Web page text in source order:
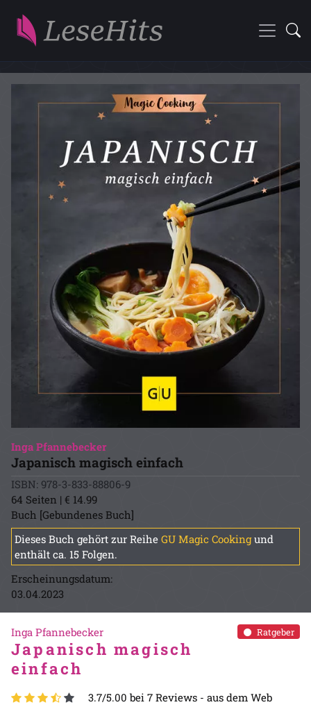
Inga Pfannebecker
Japanisch magisch einfach
ISBN: 978-3-833-88806-9
64 Seiten | € 14.99
Buch [Gebundenes Buch]
Dieses Buch gehört zur Reihe GU Magic Cookingund
enthält ca. 15 Folgen.
Erscheinungsdatum:
03.04.2023
Ratgeber
Inga Pfannebecker
Japanisch magisch
einfach
3.7/5.00 bei 7 Reviews - aus dem Web